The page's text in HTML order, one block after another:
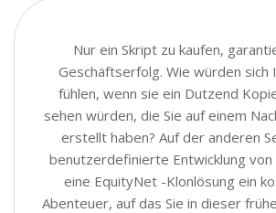
Nur ein Skript zu kaufen,
Geschäftserfolg. Wie würden sich
fühlen, wenn sie ein Dutzend
sehen würden, die Sie auf einem
erstellt haben? Auf der anderen
benutzerdefinierte Entwicklung von
eine EquityNet -Klonlösung ein
Abenteuer, auf das Sie in dieser